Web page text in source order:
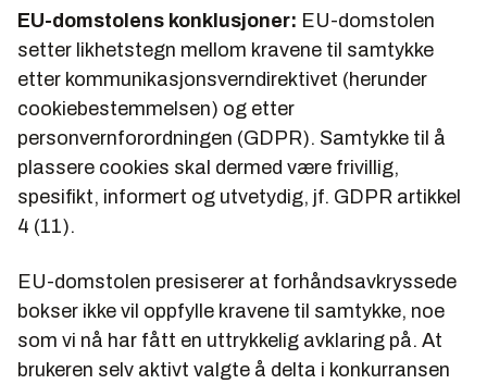
EU-domstolens konklusjoner: EU-domstolen
setter likhetstegn mellom kravene til samtykke
etter kommunikasjonsverndirektivet (herunder
cookiebestemmelsen) og etter
personvernforordningen (GDPR). Samtykke til å
plassere cookies skal dermed være frivillig,
spesifikt, informert og utvetydig, jf. GDPR artikkel
4 (11).
EU-domstolen presiserer at forhåndsavkryssede
bokser ikke vil oppfylle kravene til samtykke, noe
som vi nå har fått en uttrykkelig avklaring på. At
brukeren selv aktivt valgte å delta i konkurransen